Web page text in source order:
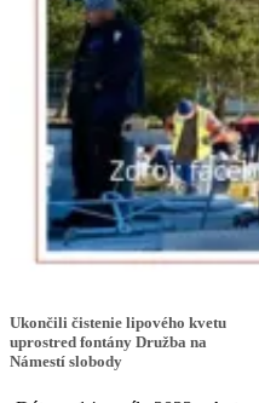
Ukončili čistenie lipového kvetu
uprostred fontány Družba na
Námestí slobody